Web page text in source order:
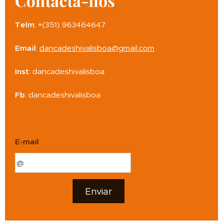
Telm: +(351) 963464647
Email: dancadeshivalisboa@gmail.com
Inst: dancadeshivalisboa
Fb: dancadeshivalisboa
E-mail
Enviar